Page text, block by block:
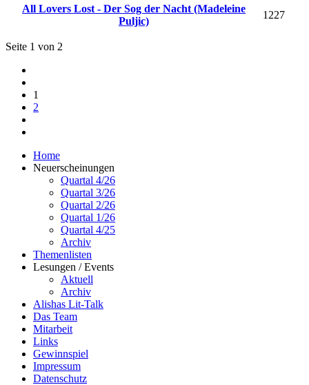
All Lovers Lost - Der Sog der Nacht (Madeleine
Puljic)
1227
Seite 1 von 2
1
2
Home
Neuerscheinungen
Quartal 4/26
Quartal 3/26
Quartal 2/26
Quartal 1/26
Quartal 4/25
Archiv
Themenlisten
Lesungen / Events
Aktuell
Archiv
Alishas Lit-Talk
Das Team
Mitarbeit
Links
Gewinnspiel
Impressum
Datenschutz